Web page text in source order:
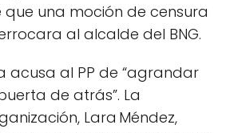
una moción de censura
al alcalde del BNG.
acusa al PP de “agrandar
de atrás”. La
Lara Méndez,